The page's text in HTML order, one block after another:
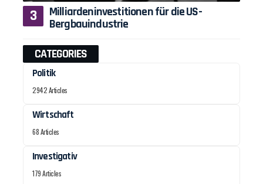
Milliardeninvestitionen für die US-
Bergbauindustrie
CATEGORIES
Politik
2942 Articles
Wirtschaft
68 Articles
Investigativ
179 Articles